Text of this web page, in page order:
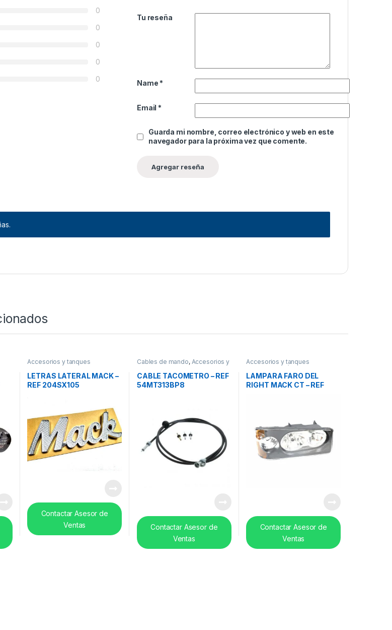
0
0
0
0
0
Tu reseña
Name *
Email *
Guarda mi nombre, correo electrónico y web en este
navegador para la próxima vez que comente.
Accesorios y tanques
, Logos
LETRAS LATERAL MACK –
REF 204SX105
Contactar Asesor de
Ventas
Cables de mando, Accesorios y
CABLE TACOMETRO – REF
54MT313BP8
Contactar Asesor de
Ventas
Accesorios y tanques
, Lámparas frontales
y Bezel
LAMPARA FARO DEL
RIGHT MACK CT – REF
Contactar Asesor de
Ventas